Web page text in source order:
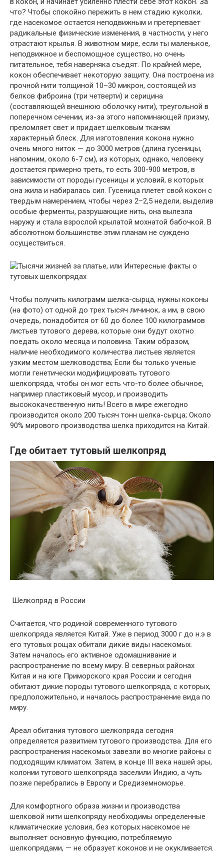
что? Чтобы спокойно пережить в нем стадию куколки,
где насекомое остается неподвижным и претерпевает
радикальные физические изменения, в частности, у него
отрастают крылья. В животном мире, если ты маленькое,
неподвижное и беспомощное существо, но очень
питательное, тебя наверняка съедят. По крайней мере,
кокон обеспечивает некоторую защиту. Она построена из
прочной нити толщиной 10–30 микрон, состоящей из
белков фиброина (три четверти) и серицина
(составляющей внешнюю оболочку нити), треугольной в
поперечном сечении, из-за этого напоминающей призму,
преломляет свет и придает шелковым тканям
характерный блеск. Для изготовления кокона нужно
очень много ниток — до 3000 метров (длина гусеницы,
напомним, около 6-7 см), из которых, однако, человеку
достается примерно треть, то есть 300-900 метров, в
зависимости от породы гусеницы и условий, в которых
она жила и набиралась сил. Гусеница плетет свой кокон с
твердым намерением, чтобы через 2–2,5 недели, выделив
особые ферменты, разрушающие нить, она вылезла
наружу и стала взрослой крылатой мохнатой бабочкой. В
абсолютном большинстве этим планам не суждено
осуществиться.
Чтобы получить килограмм шелка-сырца, нужны коконы
(на фото) от одной до трех тысяч личинок, а им, в свою
очередь, понадобится от 60 до более 100 килограммов
листьев тутового дерева, которые они будут охотно
поедать около месяца и половина. Таким образом,
наличие необходимого количества листьев является
узким местом шелководства; Если бы только ученые
могли генетически модифицировать тутового
шелкопряда, чтобы он мог есть что-то более обычное,
например пластиковый мусор, и производить
высококачественную нить! Всего в мире ежегодно
производится около 200 тысяч тонн шелка-сырца; Около
90% мирового производства шелка приходится на Китай.
Где обитает тутовый шелкопряд
Шелкопряд в России
Считается, что родиной современного тутового
шелкопряда является Китай. Уже в период 3000 г до н.э в
его тутовых рощах обитали дикие виды насекомых.
Затем началось его активное одомашнивание и
распространение по всему миру. В северных районах
Китая и на юге Приморского края России и сегодня
обитают дикие породы тутового шелкопряда, с которых,
предположительно, и началось распространение вида по
миру.
Ареал обитания тутового шелкопряда сегодня
определяется развитием тутового производства. Для его
распространения насекомых завезли во многие районы с
подходящим климатом. Затем, в конце III века нашей эры,
колонии тутового шелкопряда заселили Индию, а чуть
позже перебрались в Европу и Средиземноморье.
Для комфортного образа жизни и производства
шелковой нити шелкопряду необходимы определенные
климатические условия, без которых насекомое не
выполняет основную функцию, потребляемую
шелкопрядами, — не образует коконов и не окукливается.